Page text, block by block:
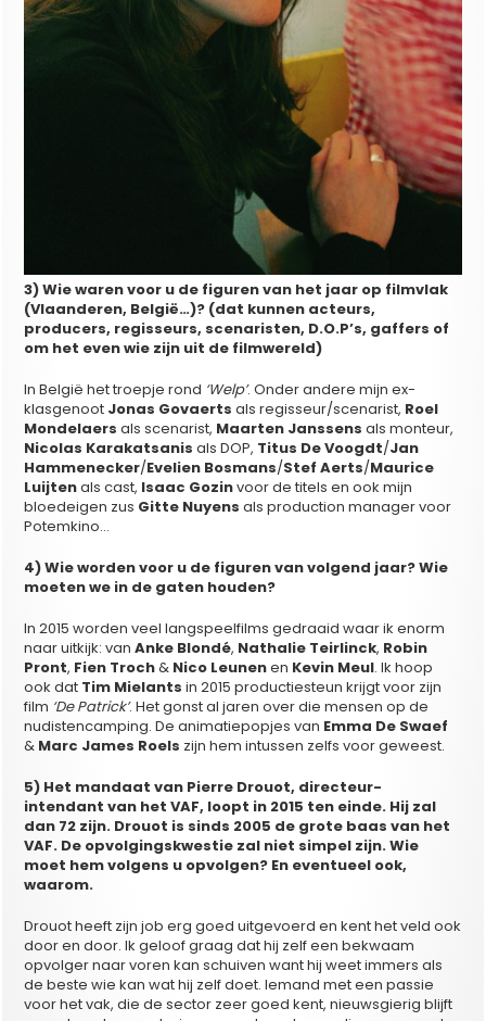
3) Wie waren voor u de figuren van het jaar op filmvlak
(Vlaanderen, België…)? (dat kunnen acteurs,
producers, regisseurs, scenaristen, D.O.P’s, gaffers of
om het even wie zijn uit de filmwereld)
In België het troepje rond ‘Welp’. Onder andere mijn ex-
klasgenoot Jonas Govaerts als regisseur/scenarist, Roel
Mondelaers als scenarist, Maarten Janssens als monteur,
Nicolas Karakatsanis als DOP, Titus De Voogdt/Jan
Hammenecker/Evelien Bosmans/Stef Aerts/Maurice
Luijtenals cast, Isaac Gozinvoor de titels en ook mijn
bloedeigen zus Gitte Nuyens als production manager voor
Potemkino…
4) Wie worden voor u de figuren van volgend jaar? Wie
moeten we in de gaten houden?
In 2015 worden veel langspeelfilms gedraaid waar ik enorm
naar uitkijk: vanAnke Blondé, Nathalie Teirlinck, Robin
Pront, Fien Troch& Nico Leunenen Kevin Meul. Ik hoop
ook dat Tim Mielants in 2015 productiesteun krijgt voor zijn
film ‘De Patrick’. Het gonst al jaren over die mensen op de
nudistencamping. De animatiepopjes van Emma De Swaef
& Marc James Roels zijn hem intussen zelfs voor geweest.
5) Het mandaat van Pierre Drouot, directeur-
intendant van het VAF, loopt in 2015 ten einde. Hij zal
dan 72 zijn. Drouot is sinds 2005 de grote baas van het
VAF. De opvolgingskwestie zal niet simpel zijn. Wie
moet hem volgens u opvolgen? En eventueel ook,
waarom.
Drouot heeft zijn job erg goed uitgevoerd en kent het veld ook
door en door. Ik geloof graag dat hij zelf een bekwaam
opvolger naar voren kan schuiven want hij weet immers als
de beste wie kan wat hij zelf doet. Iemand met een passie
voor het vak, die de sector zeer goed kent, nieuwsgierig blijft